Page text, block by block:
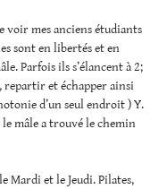
voir mes anciens étudiants
sont en libertés et en
Parfois ils s’élancent à 2;
repartir et échapper ainsi
d’un seul endroit ) Y.
mâle a trouvé le chemin
Mardi et le Jeudi. Pilates,